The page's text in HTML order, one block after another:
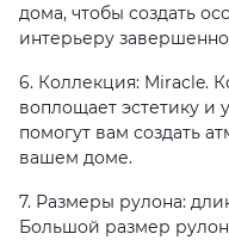
дома, чтобы создать
интерьеру
6. Коллекция: Miracle.
воплощает эстетику и
помогут вам создать
вашем доме.
7. Размеры рулона:
Большой размер